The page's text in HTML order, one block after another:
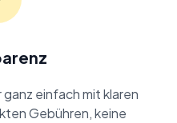
einfach mit klaren
Gebühren, keine